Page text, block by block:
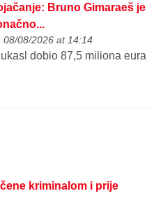
Bruno Gimaraeš je
08/08/2026 at 14:14
dobio 87,5 miliona eura
kriminalom i prije